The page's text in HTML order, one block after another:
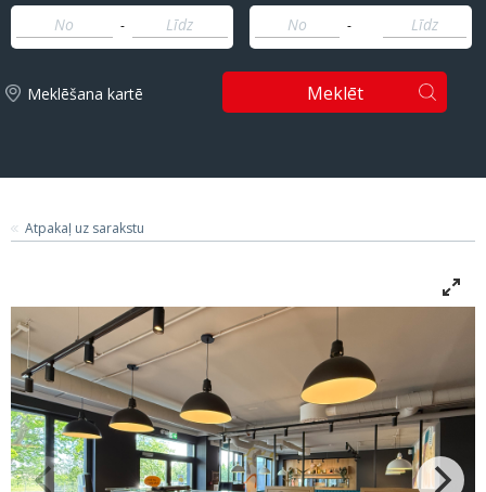
-
-
Meklēšana kartē Meklēt
Atpakaļ uz sarakstu